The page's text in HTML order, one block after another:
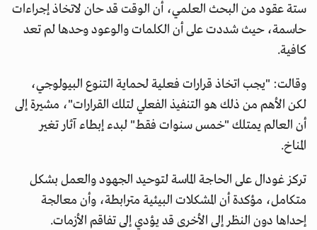
ستة عقود من البحث العلمي، أن الوقت قد حان لاتخاذ إجراءات
حاسمة، حيث شددت على أن الكلمات والوعود وحدها لم تعد
كافية.
وقالت: "يجب اتخاذ قرارات فعلية لحماية التنوع البيولوجي،
لكن الأهم من ذلك هو التنفيذ الفعلي لتلك القرارات"، مشيرة إلى
أن العالم يمتلك "خمس سنوات فقط" لبدء إبطاء آثار تغير
المناخ.
تركز غودال على الحاجة الماسة لتوحيد الجهود والعمل بشكل
متكامل، مؤكدة أن المشكلات البيئية مترابطة، وأن معالجة
إحداها دون النظر إلى الأخرى قد يؤدي إلى تفاقم الأزمات.